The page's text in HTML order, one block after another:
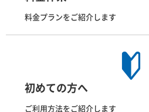
料金プランをご紹介します
初めての方へ
ご利用方法をご紹介します